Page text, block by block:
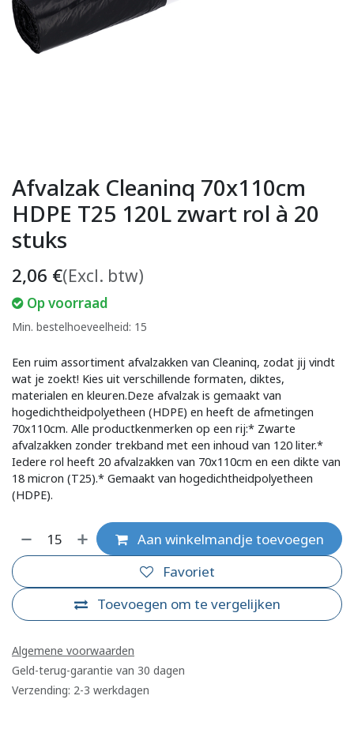
Afvalzak Cleaninq 70x110cm
HDPE T25 120L zwart rol à 20
stuks
2,06 €(Excl. btw)
Op voorraad
Min. bestelhoeveelheid: 15
Een ruim assortiment afvalzakken van Cleaninq, zodat jij vindt
wat je zoekt! Kies uit verschillende formaten, diktes,
materialen en kleuren.Deze afvalzak is gemaakt van
hogedichtheidpolyetheen (HDPE) en heeft de afmetingen
70x110cm. Alle productkenmerken op een rij:* Zwarte
afvalzakken zonder trekband met een inhoud van 120 liter.*
Iedere rol heeft 20 afvalzakken van 70x110cm en een dikte van
18 micron (T25).* Gemaakt van hogedichtheidpolyetheen
(HDPE).
Aan winkelmandje toevoegen
Toevoegen om te vergelijken
Favoriet
Algemene voorwaarden
Geld-terug-garantie van 30 dagen
Verzending: 2-3 werkdagen